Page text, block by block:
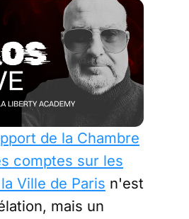
de la Chambre
comptes sur les
Ville de Paris n'est
mais un